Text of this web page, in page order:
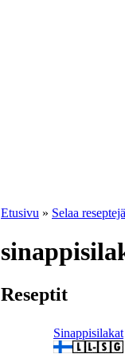
Etusivu » Selaa reseptejä
Reseptit
Sinappisilakat